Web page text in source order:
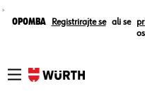
¸
Opomba Registrirajte se ali se